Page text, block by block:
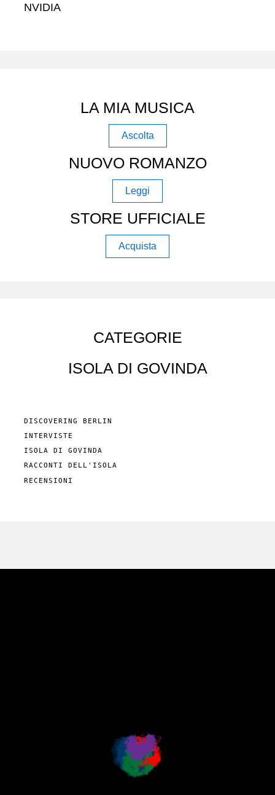
NVIDIA
LA MIA MUSICA
Ascolta
NUOVO ROMANZO
Leggi
STORE UFFICIALE
Acquista
CATEGORIE
ISOLA DI GOVINDA
DISCOVERING BERLIN
INTERVISTE
ISOLA DI GOVINDA
RACCONTI DELL'ISOLA
RECENSIONI